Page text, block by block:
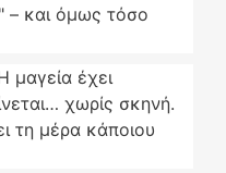
– και όμως τόσο
μαγεία έχει
χωρίς σκηνή.
τη μέρα κάποιου